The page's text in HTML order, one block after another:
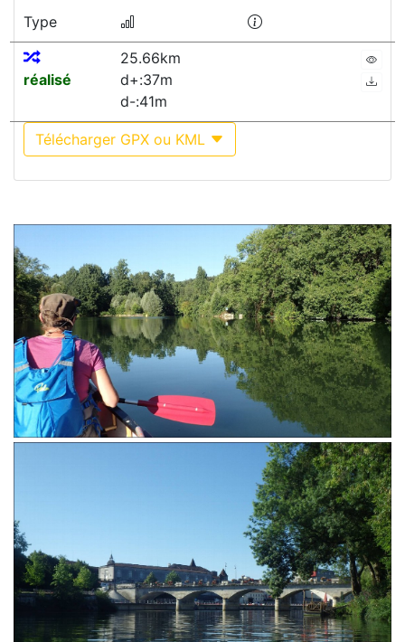
Type
réalisé
25.66km
d+:37m
d-:41m
Télécharger GPX ou KML